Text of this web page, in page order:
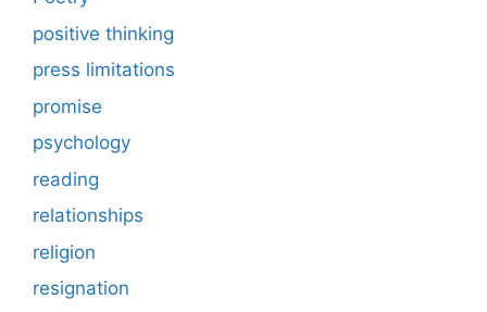
positive thinking
press limitations
promise
psychology
reading
relationships
religion
resignation